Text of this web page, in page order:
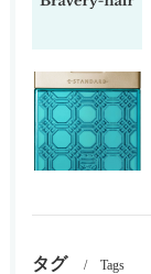
タグ Tags